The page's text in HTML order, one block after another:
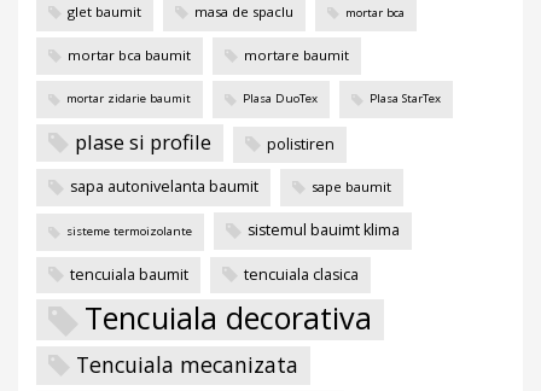
glet baumit masa de spaclu mortar bca
mortar bca baumit mortare baumit
mortar zidarie baumit Plasa DuoTex Plasa StarTex
plase si profile polistiren
sapa autonivelanta baumit sape baumit
sisteme termoizolante sistemul bauimt klima
tencuiala baumit tencuiala clasica
Tencuiala decorativa
Tencuiala mecanizata